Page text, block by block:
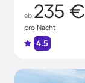
ab 235 €
pro Nacht
4.5